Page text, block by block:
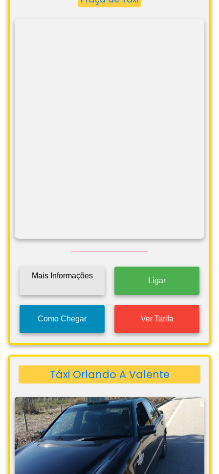
Mais Informações
Ligar
Como Chegar Ver Tarifa
Táxi Orlando A Valente